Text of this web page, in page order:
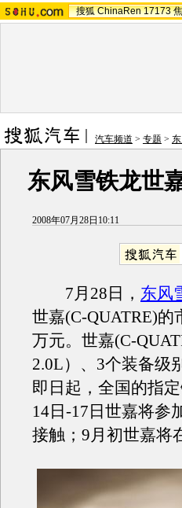
搜狐 ChinaRen 17173
汽车频道 > 专题 >
东风雪铁龙世
2008年07月28日10:11
7月28日， 东风
世嘉(C-QUATRE)的
万元。世嘉(C-
2.0L）、3个装备级
即日起，全国的指
14日-17日世嘉将参
接触；9月初世嘉将